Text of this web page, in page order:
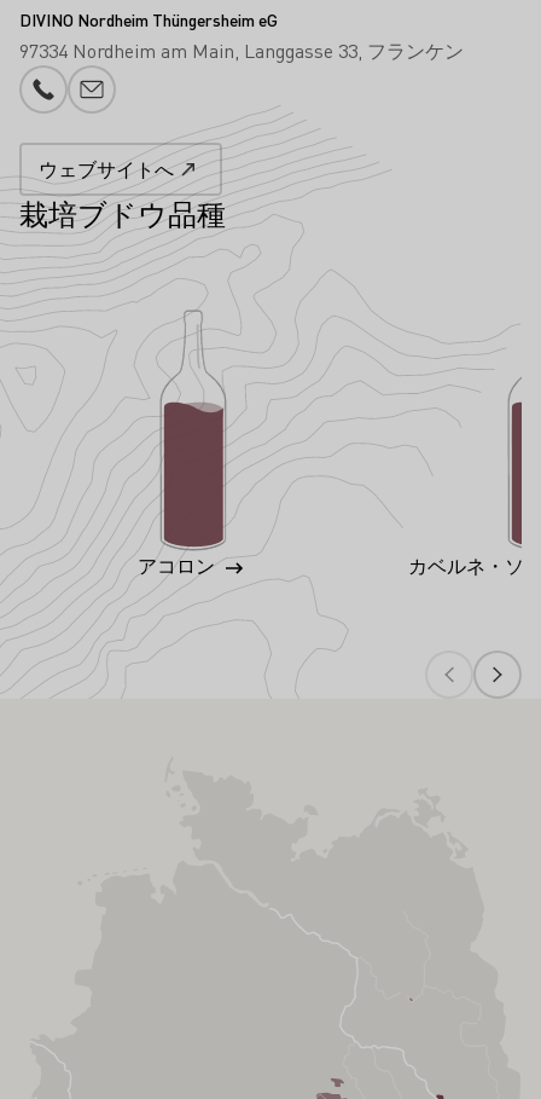
DIVINO Nordheim Thüngersheim eG
97334 Nordheim am Main Langgasse 33 フランケン
電話番号メール追加
ウェブサイトへ
栽培ブドウ品種
アコロン カベルネ・ソ